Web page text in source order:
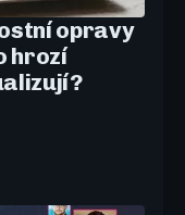
opravy
hrozí